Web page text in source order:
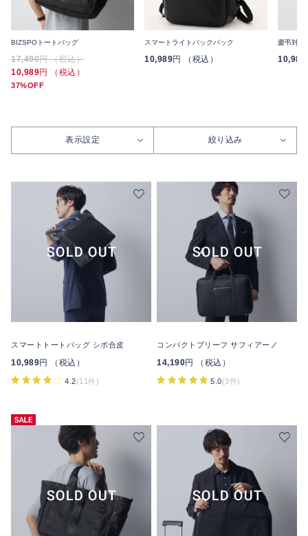
BIZSPOトートバッグ
17,490円 （税込）
10,989円 （税込）
37%OFF
スマートライトバックパック
10,989円 （税込）
慶弔対応
10,989
表示設定 絞り込み
スマートトートバッグ シボ合皮
10,989円 （税込）
4.2(11件)
コンパクトブリーフ サフィアーノ
14,190円 （税込）
5.0(3件)